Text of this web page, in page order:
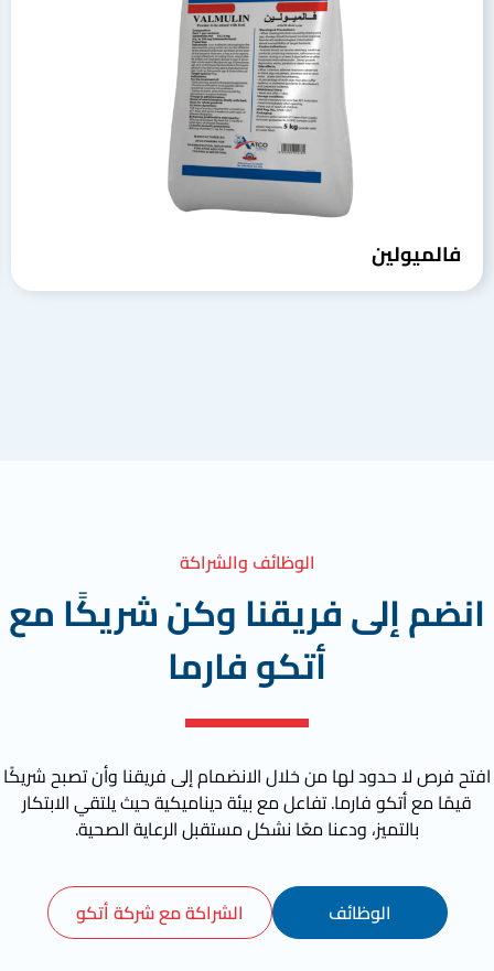
فالميولين
الوظائف والشراكة
انضم إلى فريقنا وكن شريكًا مع
أتكو فارما
افتح فرص لا حدود لها من خلال الانضمام إلى فريقنا وأن تصبح شريكًا
قيمًا مع أتكو فارما. تفاعل مع بيئة ديناميكية حيث يلتقي الابتكار
بالتميز، ودعنا معًا نشكل مستقبل الرعاية الصحية.
الوظائف الشراكة مع شركة أتكو